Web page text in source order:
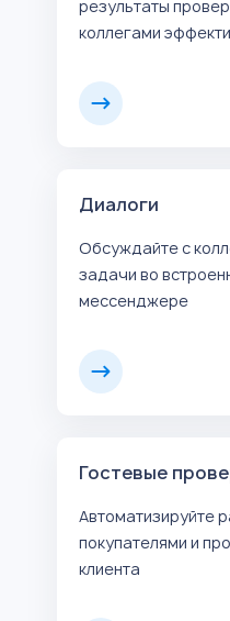
результаты
коллегами
Диалоги
Обсуждайте с
задачи во
мессенджере
Гостевые
Автоматизируйте
покупателями и
клиента